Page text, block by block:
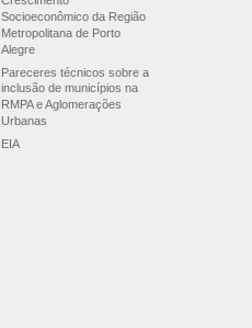
Socioeconômico da Região
Metropolitana de Porto
Alegre
Pareceres técnicos sobre a
inclusão de municípios na
RMPA e Aglomerações
Urbanas
EIA